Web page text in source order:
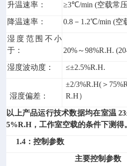
升温速率： ≥3℃/min (空载常
降温速率： 0.8－1.2℃/min (空
湿度范围不小
于：
20%～98%R.H.
湿度波动度： ≤±2.5%R.H.
湿度偏差：
±2/3%R.H(＞
R.H）
以上产品运行技术数据均在室温23
5%R.H ，工作室空载的条件下测得
1.4：控制参数
主要控制参数